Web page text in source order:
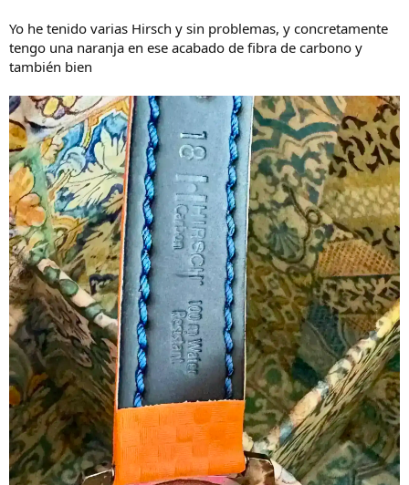
Yo he tenido varias Hirsch y sin problemas, y concretamente
tengo una naranja en ese acabado de fibra de carbono y
también bien